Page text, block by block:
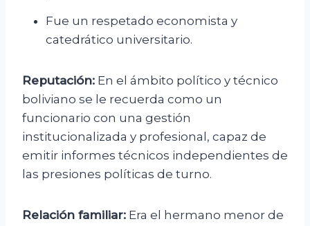
Fue un respetado economista y
catedrático universitario.
Reputación: En el ámbito político y técnico
boliviano se le recuerda como un
funcionario con una gestión
institucionalizada y profesional, capaz de
emitir informes técnicos independientes de
las presiones políticas de turno.
Relación familiar: Era el hermano menor de